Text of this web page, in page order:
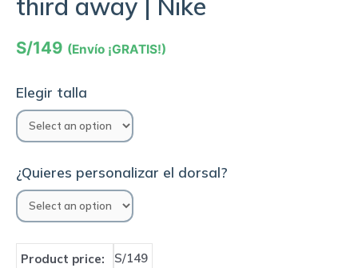
third away | Nike
S/149 (Envío ¡GRATIS!)
Elegir talla
¿Quieres personalizar el dorsal?
Product price: S/149